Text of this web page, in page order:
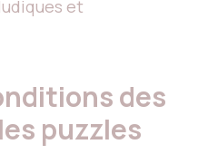
et
des
puzzles